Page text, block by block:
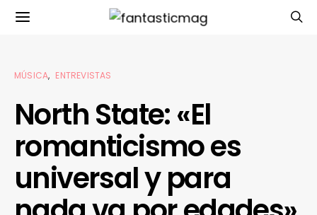
MÚSICA ENTREVISTAS
North State: «El
romanticismo es
universal y para